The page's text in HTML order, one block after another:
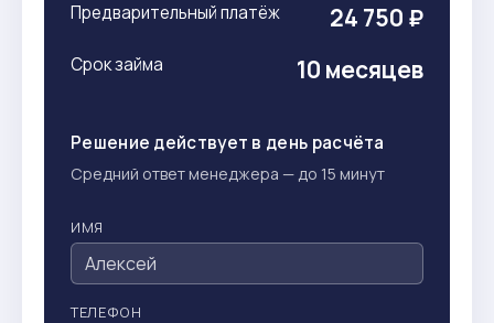
Предварительный платёж 24 750 ₽
Срок займа 10 месяцев
Решение действует в день расчёта
Средний ответ менеджера — до 15 минут
ИМЯ
ТЕЛЕФОН